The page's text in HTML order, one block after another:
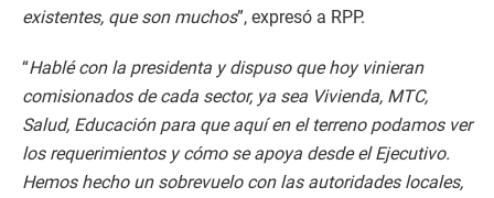
existentes, que son muchos”, expresó a RPP.
“Hablé con la presidenta y dispuso que hoy vinieran
comisionados de cada sector, ya sea Vivienda, MTC,
Salud, Educación para que aquí en el terreno podamos ver
los requerimientos y cómo se apoya desde el Ejecutivo.
Hemos hecho un sobrevuelo con las autoridades locales,